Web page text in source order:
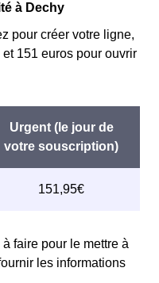
à Dechy
pour créer votre ligne,
151 euros pour ouvrir
faire pour le mettre à
les informations